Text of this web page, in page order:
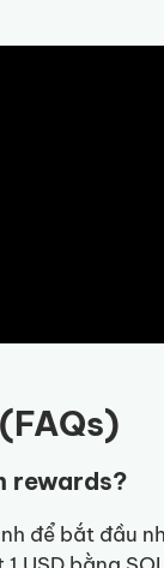
rewards?
để bắt đầu